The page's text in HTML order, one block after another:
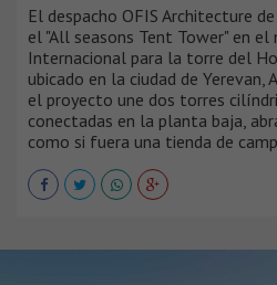
El despacho OFIS Architecture
el "All seasons Tent Tower" en el
Internacional para la torre del
ubicado en la ciudad de Yerevan,
el proyecto une dos torres
conectadas en la planta baja,
como si fuera una tienda de